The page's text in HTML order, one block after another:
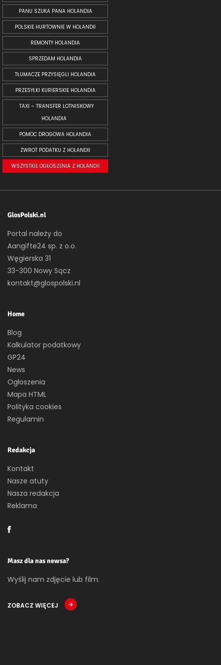
PANU SZUKA PANA HOLANDIA
POLSKIE HURTOWNIE W HOLANDII
REMONTY HOLANDIA
SPRZEDAM HOLANDIA
TŁUMACZE PRZYSIĘGLI HOLANDIA
PRZESYŁKI KURIERSKIE HOLANDIA
TAXI – TRANSFER LOTNISKOWY
HOLANDIA
POMOC DROGOWA HOLANDIA
ZWROT PODATKU Z HOLANDII
WSZYSTKIE OGŁOSZENIA Z HOLANDII
GlosPolski.nl
Portal należy do
Aangifte24 sp. z o.o.
Węgierska 31
33-300 Nowy Sącz
kontakt@glospolski.nl
Home
Blog
Kalkulator podatkowy
GP24
News
Ogłoszenia
Mapa HTML
Polityka cookies
Regulamin
Redakcja
Kontakt
Nasze atuty
Nasza redakcja
Reklama
Masz dla nas newsa?
Wyślij nam zdjęcie lub film.
ZOBACZ WIĘCEJ